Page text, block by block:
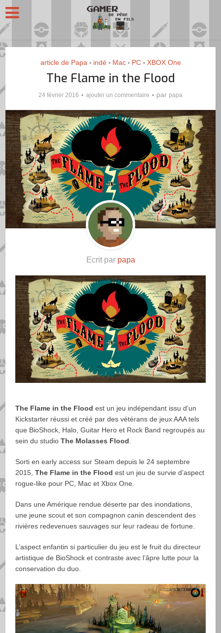
article de Papa • indé • Mac • PC • XBOX One
The Flame in the Flood
24 février 2016 ajouter un commentaire par papa
Ecrit par papa
The Flame in the Flood est un jeu indépendant issu d’un
Kickstarter réussi et créé par des vétérans de jeux AAA tels
que BioShock, Halo, Guitar Hero et Rock Band regroupés au
sein du studioThe Molasses Flood.
Sorti en early access sur Steam depuis le 24 septembre
2015,The Flame in the Flood est un jeu de survie d’aspect
rogue-like pour PC, Mac et Xbox One.
Dans une Amérique rendue déserte par des inondations,
une jeune scout et son compagnon canin descendent des
rivières redevenues sauvages sur leur radeau de fortune.
L’aspect enfantin si particulier du jeu est le fruit du directeur
artistique de BioShock et contraste avec l’âpre lutte pour la
conservation du duo.